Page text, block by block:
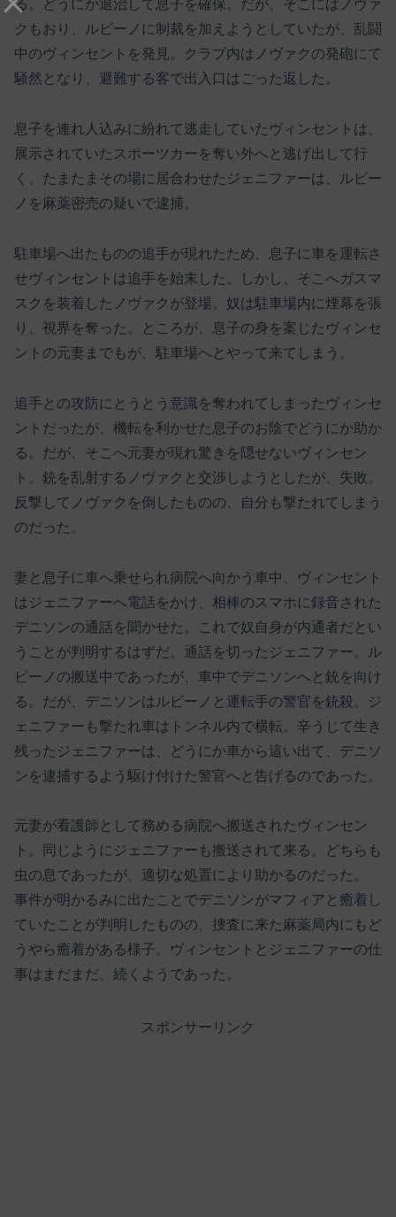
る。どうにか退治して息子を確保。だが、そこにはノヴァ
クもおり、ルビーノに制裁を加えようとしていたが、乱闘
中のヴィンセントを発見。クラブ内はノヴァクの発砲にて
騒然となり、避難する客で出入口はごった返した。
息子を連れ人込みに紛れて逃走していたヴィンセントは、
展示されていたスポーツカーを奪い外へと逃げ出して行
く。たまたまその場に居合わせたジェニファーは、ルビー
ノを麻薬密売の疑いで逮捕。
駐車場へ出たものの追手が現れたため、息子に車を運転さ
せヴィンセントは追手を始末した。しかし、そこへガスマ
スクを装着したノヴァクが登場。奴は駐車場内に煙幕を張
り、視界を奪った。ところが、息子の身を案じたヴィンセ
ントの元妻までもが、駐車場へとやって来てしまう。
追手との攻防にとうとう意識を奪われてしまったヴィンセ
ントだったが、機転を利かせた息子のお陰でどうにか助か
る。だが、そこへ元妻が現れ驚きを隠せないヴィンセン
ト。銃を乱射するノヴァクと交渉しようとしたが、失敗。
反撃してノヴァクを倒したものの、自分も撃たれてしまう
のだった。
妻と息子に車へ乗せられ病院へ向かう車中、ヴィンセント
はジェニファーへ電話をかけ、相棒のスマホに録音された
デニソンの通話を聞かせた。これで奴自身が内通者だとい
うことが判明するはずだ。通話を切ったジェニファー。ル
ビーノの搬送中であったが、車中でデニソンへと銃を向け
る。だが、デニソンはルビーノと運転手の警官を銃殺。ジ
ェニファーも撃たれ車はトンネル内で横転。辛うじて生き
残ったジェニファーは、どうにか車から這い出て、デニソ
ンを逮捕するよう駆け付けた警官へと告げるのであった。
元妻が看護師として務める病院へ搬送されたヴィンセン
ト。同じようにジェニファーも搬送されて来る。どちらも
虫の息であったが、適切な処置により助かるのだった。
事件が明かるみに出たことでデニソンがマフィアと癒着し
ていたことが判明したものの、捜査に来た麻薬局内にもど
うやら癒着がある様子。ヴィンセントとジェニファーの仕
事はまだまだ、続くようであった。
スポンサーリンク